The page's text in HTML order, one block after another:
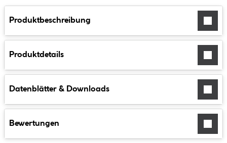
Produktbeschreibung
Produktdetails
Datenblätter & Downloads
Bewertungen